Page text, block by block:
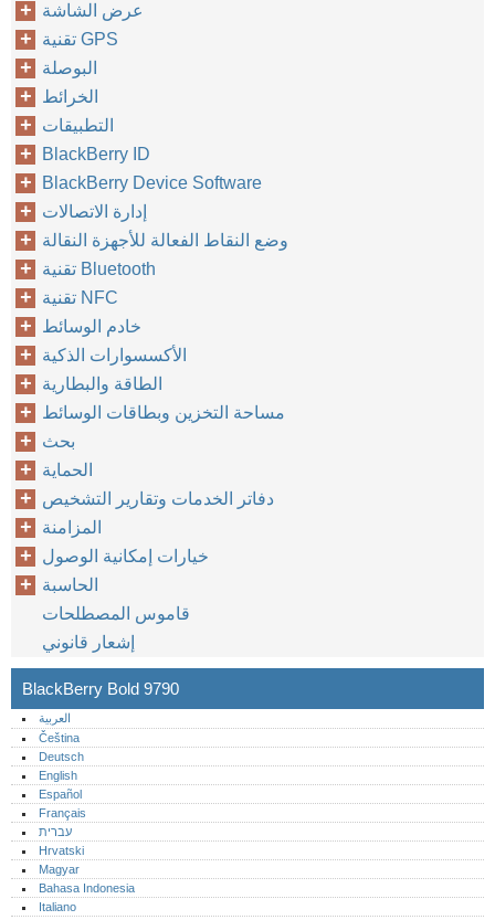
عرض الشاشة
تقنية GPS
البوصلة
الخرائط
التطبيقات
BlackBerry ID
BlackBerry Device Software
إدارة الاتصالات
وضع النقاط الفعالة للأجهزة النقالة
تقنية Bluetooth
تقنية NFC
خادم الوسائط
الأكسسوارات الذكية
الطاقة والبطارية
مساحة التخزين وبطاقات الوسائط
بحث
الحماية
دفاتر الخدمات وتقارير التشخيص
المزامنة
خيارات إمكانية الوصول
الحاسبة
قاموس المصطلحات
إشعار قانوني
BlackBerry Bold 9790
العربية
Čeština
Deutsch
English
Español
Français
עברית
Hrvatski
Magyar
Bahasa Indonesia
Italiano